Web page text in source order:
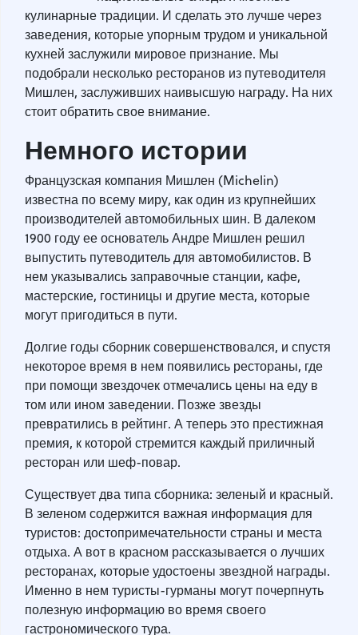
кулинарные традиции. И сделать это лучше через
заведения, которые упорным трудом и уникальной
кухней заслужили мировое признание. Мы
подобрали несколько ресторанов из путеводителя
Мишлен, заслуживших наивысшую награду. На них
стоит обратить свое внимание.
Немного истории
Французская компания Мишлен (Michelin)
известна по всему миру, как один из крупнейших
производителей автомобильных шин. В далеком
1900 году ее основатель Андре Мишлен решил
выпустить путеводитель для автомобилистов. В
нем указывались заправочные станции, кафе,
мастерские, гостиницы и другие места, которые
могут пригодиться в пути.
Долгие годы сборник совершенствовался, и спустя
некоторое время в нем появились рестораны, где
при помощи звездочек отмечались цены на еду в
том или ином заведении. Позже звезды
превратились в рейтинг. А теперь это престижная
премия, к которой стремится каждый приличный
ресторан или шеф-повар.
Существует два типа сборника: зеленый и красный.
В зеленом содержится важная информация для
туристов: достопримечательности страны и места
отдыха. А вот в красном рассказывается о лучших
ресторанах, которые удостоены звездной награды.
Именно в нем туристы-гурманы могут почерпнуть
полезную информацию во время своего
гастрономического тура.